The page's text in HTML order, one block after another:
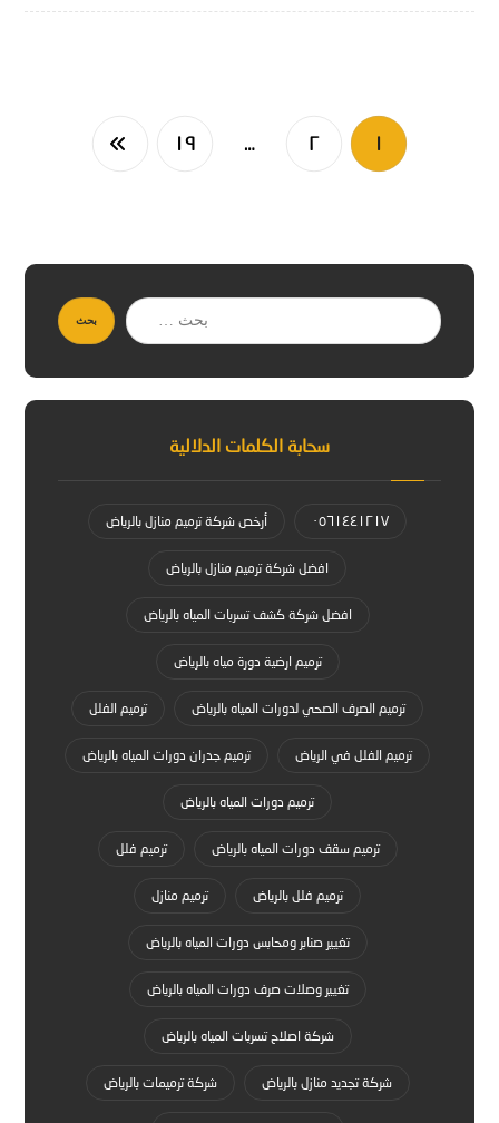
١ ٢ … ١٩
بحث
سحابة الكلمات الدلالية
٠٥٦١٤٤١٢١٧ أرخص شركة ترميم منازل بالرياض
افضل شركة ترميم منازل بالرياض
افضل شركة كشف تسربات المياه بالرياض
ترميم ارضية دورة مياه بالرياض
ترميم الصرف الصحي لدورات المياه بالرياض ترميم الفلل
ترميم الفلل في الرياض ترميم جدران دورات المياه بالرياض
ترميم دورات المياه بالرياض
ترميم سقف دورات المياه بالرياض ترميم فلل
ترميم فلل بالرياض ترميم منازل
تغيير صنابر ومحابس دورات المياه بالرياض
تغيير وصلات صرف دورات المياه بالرياض
شركة اصلاح تسربات المياه بالرياض
شركة تجديد منازل بالرياض شركة ترميمات بالرياض